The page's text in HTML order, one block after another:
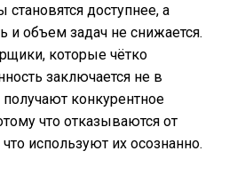
доступнее, а
и объем задач не снижается.
которые чётко
заключается не в
конкурентное
что отказываются от
используют их осознанно.